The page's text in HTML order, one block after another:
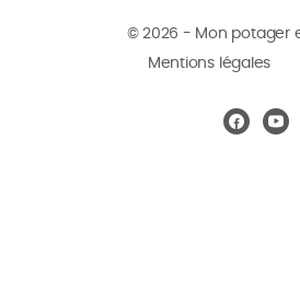
© 2026 - Mon potager
Mentions légales